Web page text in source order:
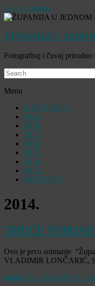
Skip to content
ŽUPANIJA U
Fotografiraj i čuvaj prirodno
Menu
O PROJEKTU
2024.
2018.
2017.
2016.
2015.
2014.
2013.
KONTAKT
2014.
TREĆE
Ovo je prvo snimanje
VLADIMIR LONČARIĆ,
admin 25. svibnja 201414.